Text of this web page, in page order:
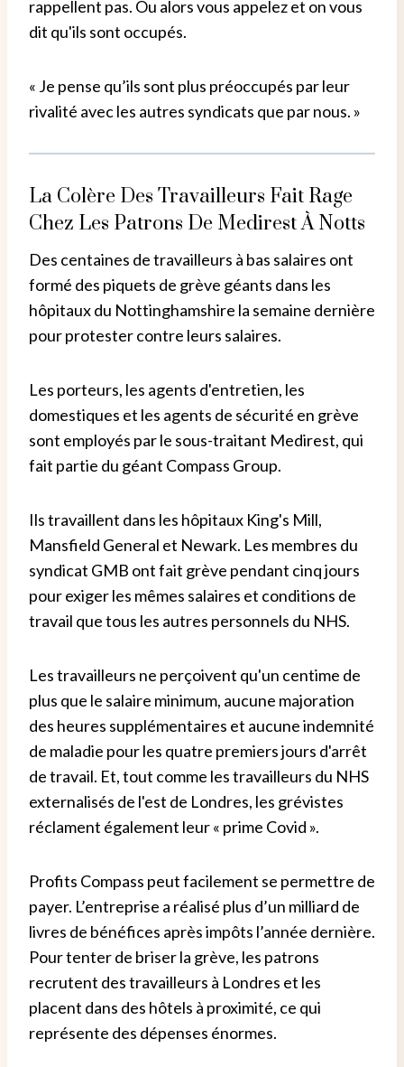
rappellent pas. Ou alors vous appelez et on vous
dit qu'ils sont occupés.
« Je pense qu’ils sont plus préoccupés par leur
rivalité avec les autres syndicats que par nous. »
La Colère Des Travailleurs Fait Rage
Chez Les Patrons De Medirest À Notts
Des centaines de travailleurs à bas salaires ont
formé des piquets de grève géants dans les
hôpitaux du Nottinghamshire la semaine dernière
pour protester contre leurs salaires.
Les porteurs, les agents d'entretien, les
domestiques et les agents de sécurité en grève
sont employés par le sous-traitant Medirest, qui
fait partie du géant Compass Group.
Ils travaillent dans les hôpitaux King's Mill,
Mansfield General et Newark. Les membres du
syndicat GMB ont fait grève pendant cinq jours
pour exiger les mêmes salaires et conditions de
travail que tous les autres personnels du NHS.
Les travailleurs ne perçoivent qu'un centime de
plus que le salaire minimum, aucune majoration
des heures supplémentaires et aucune indemnité
de maladie pour les quatre premiers jours d'arrêt
de travail. Et, tout comme les travailleurs du NHS
externalisés de l'est de Londres, les grévistes
réclament également leur « prime Covid ».
Profits Compass peut facilement se permettre de
payer. L’entreprise a réalisé plus d’un milliard de
livres de bénéfices après impôts l’année dernière.
Pour tenter de briser la grève, les patrons
recrutent des travailleurs à Londres et les
placent dans des hôtels à proximité, ce qui
représente des dépenses énormes.